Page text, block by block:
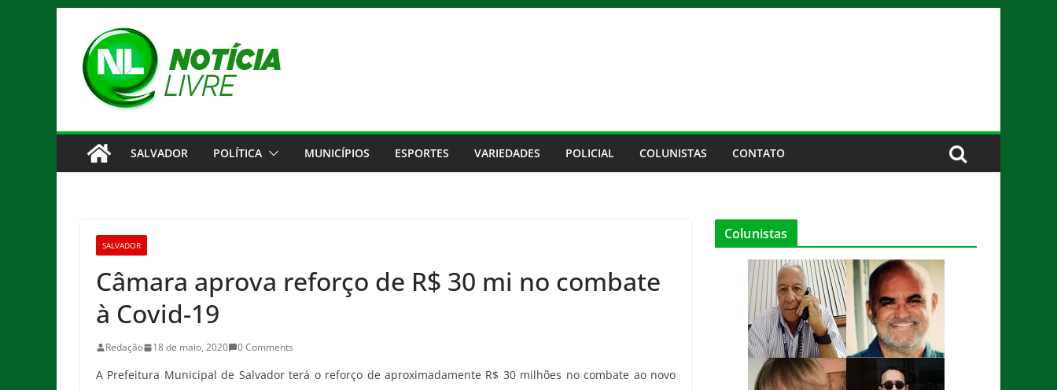
conteúdo
SALVADOR POLÍTICA MUNICÍPIOS ESPORTES VARIEDADES POLICIAL COLUNISTAS CONTATO
SALVADOR
Câmara aprova reforço de R$ 30 mi no combate
à Covid-19
Redação 18 de maio, 2020 0 Comments
A Prefeitura Municipal de Salvador terá o reforço de aproximadamente R$ 30 milhões no combate ao novo
Colunistas